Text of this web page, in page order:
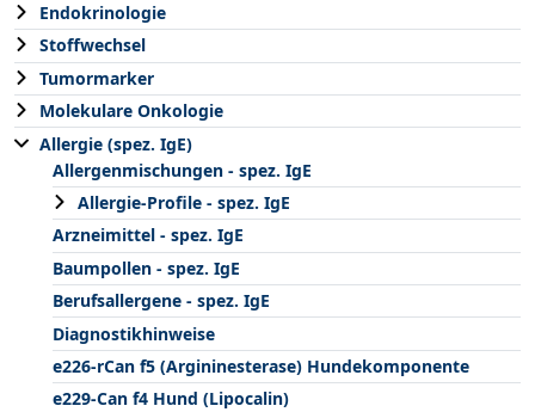
Endokrinologie
Stoffwechsel
Tumormarker
Molekulare Onkologie
Allergie (spez. IgE)
Allergenmischungen - spez. IgE
Allergie-Profile - spez. IgE
Arzneimittel - spez. IgE
Baumpollen - spez. IgE
Berufsallergene - spez. IgE
Diagnostikhinweise
e226-rCan f5 (Argininesterase) Hundekomponente
e229-Can f4 Hund (Lipocalin)